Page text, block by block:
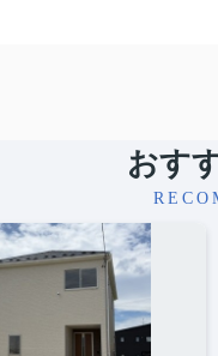
おす